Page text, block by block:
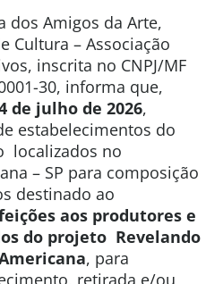
dos Amigos da Arte,
Cultura – Associação
inscrita no CNPJ/MF
30, informa que,
de julho de 2026,
estabelecimentos do
localizados no
– SP para composição
destinado ao
aos produtores e
do projeto Revelando
, para
retirada e/ou